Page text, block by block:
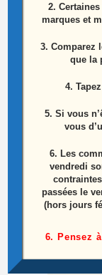
Carte
2.
marques et
3. Comparez
que la
4.
5. Si vous
vous
6. Les
vendredi
passées le
(hors jours
6. Pensez